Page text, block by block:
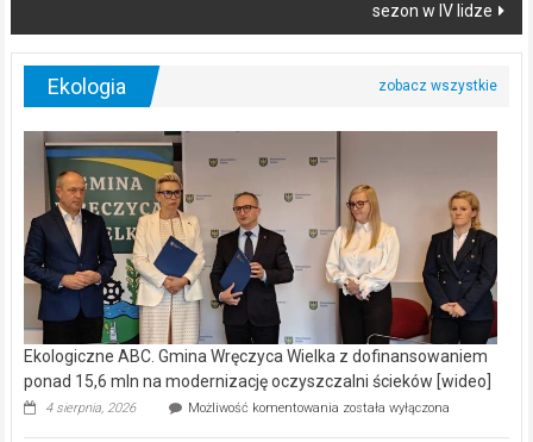
sezon w IV lidze
Ekologia
Ekologiczne ABC. Gmina Wręczyca Wielka z dofinansowaniem
ponad 15,6 mln na modernizację oczyszczalni ścieków [wideo]
4 sierpnia, 2026 Możliwość komentowania Ekologiczne
została wyłączona